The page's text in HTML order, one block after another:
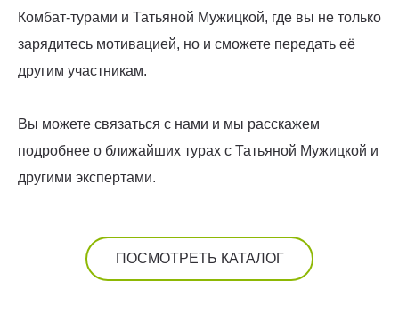
Комбат-турами и Татьяной Мужицкой, где вы не только
зарядитесь мотивацией, но и сможете передать её
другим участникам.
Вы можете связаться с нами и мы расскажем
подробнее о ближайших турах с Татьяной Мужицкой и
другими экспертами.
ПОСМОТРЕТЬ КАТАЛОГ